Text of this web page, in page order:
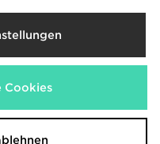
Cookies